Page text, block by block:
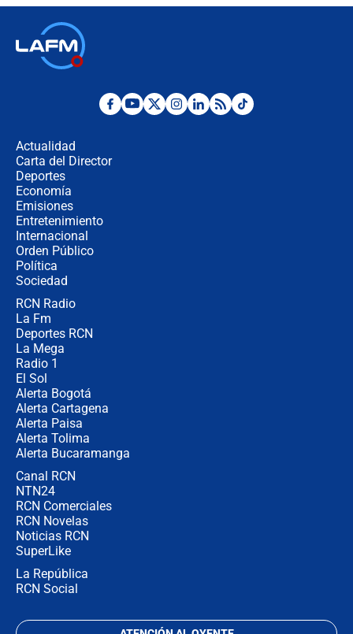
¿Por qué De la Espriella gobernará
Actualidad
Carta del Director
Deportes
Economía
Emisiones
Entretenimiento
Internacional
Orden Público
Política
Sociedad
RCN Radio
La Fm
Deportes RCN
La Mega
Radio 1
El Sol
Alerta Bogotá
Alerta Cartagena
Alerta Paisa
Alerta Tolima
Alerta Bucaramanga
Canal RCN
NTN24
RCN Comerciales
RCN Novelas
Noticias RCN
SuperLike
La República
RCN Social